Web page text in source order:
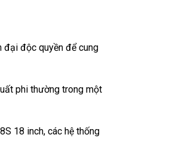
đại độc quyền để cung
phi thường trong một
18 inch, các hệ thống